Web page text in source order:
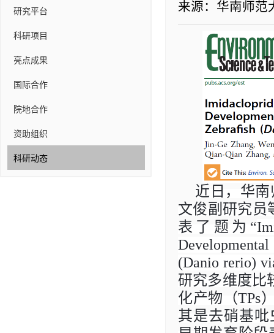
研究平台
科研项目
亮点成果
国际合作
院地合作
资助组织
科研动态
来源：华南师范
近日，华
文俊副研究员
表了题为 “
(Danio rerio)
研究多维度比
化产物（TPs
其是去硝基吡